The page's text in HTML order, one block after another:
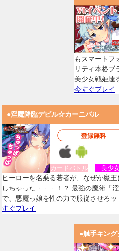
もスマートフ
リティ本格ブ
美少女戦姫達
今すぐプレイ
●淫魔降臨デビル☆カーニバル
カードバトル 美少
ヒーローを名乗る若者が、なぜか魔王
しちゃった・・・！？ 最強の魔術「淫
で、悪魔っ娘を性の力で服従させろ
すぐプレイ
●触手キング